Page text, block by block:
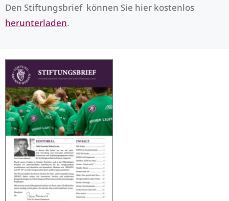
Den Stiftungsbrief können Sie hier kostenlos
herunterladen.